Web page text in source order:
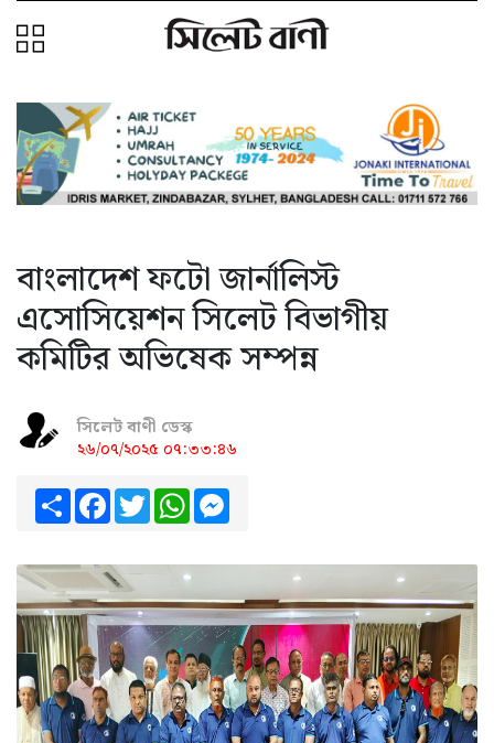
বাংলাদেশ ফটো জার্নালিস্ট
এসোসিয়েশন সিলেট বিভাগীয়
কমিটির অভিষেক সম্পন্ন
সিলেট বাণী ডেস্ক
২৬/০৭/২০২৫ ০৭:৩৩:৪৬
ShareFacebook
TwitterWhatsApp